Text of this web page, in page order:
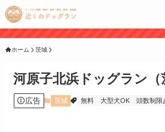
ホーム 茨城
河原子北浜ドッグラン（
広告 茨城 無料 大型犬OK 頭数制限